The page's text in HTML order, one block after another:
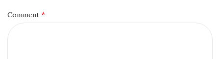
Comment *